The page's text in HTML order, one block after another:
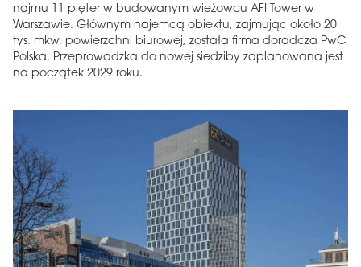
najmu 11 pięter w budowanym wieżowcu AFI Tower w
Warszawie. Głównym najemcą obiektu, zajmując około 20
tys. mkw. powierzchni biurowej, została firma doradcza PwC
Polska. Przeprowadzka do nowej siedziby zaplanowana jest
na początek 2029 roku.